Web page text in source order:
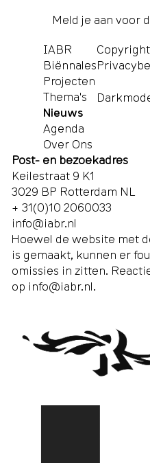
Meld je aan voor
IABR
Biënnales
Projecten
Thema's
Nieuws
Agenda
Over Ons
Post- en bezoekadres
Keilestraat 9 K1
3029 BP Rotterdam NL
+ 31(0)10 2060033
info@iabr.nl
Hoewel de website met
is gemaakt, kunnen er
omissies in zitten.
op info@iabr.nl.